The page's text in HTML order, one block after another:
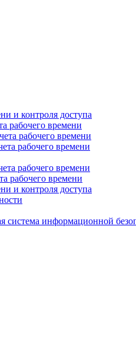
и контроля доступа
рабочего времени
рабочего времени
рабочего времени
рабочего времени
рабочего времени
и контроля доступа
система информационной